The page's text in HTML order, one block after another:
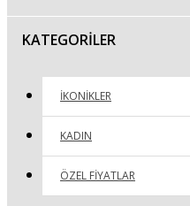
KATEGORILER
İKONİKLER
KADIN
ÖZEL FIYATLAR